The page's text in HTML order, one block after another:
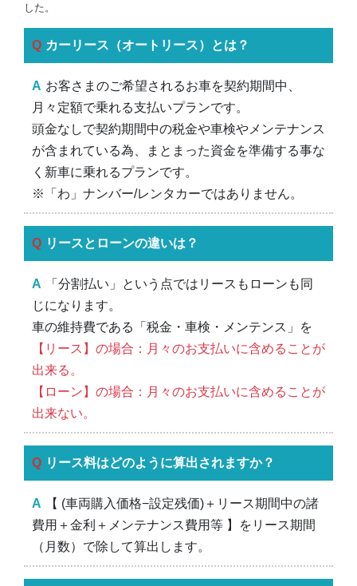
した。
カーリース（オートリース）とは？
お客さまのご希望されるお車を契約期間中、
月々定額で乗れる支払いプランです。
頭金なしで契約期間中の税金や車検やメンテナンス
が含まれている為、まとまった資金を準備する事な
く新車に乗れるプランです。
※「わ」ナンバー/レンタカーではありません。
リースとローンの違いは？
「分割払い」という点ではリースもローンも同
じになります。
車の維持費である「税金・車検・メンテンス」を
【リース】の場合：月々のお支払いに含めることが
出来る。
【ローン】の場合：月々のお支払いに含めることが
出来ない。
リース料はどのように算出されますか？
【 (車両購入価格−設定残価)＋リース期間中の諸
費用＋金利＋メンテナンス費用等 】をリース期間
（月数）で除して算出します。